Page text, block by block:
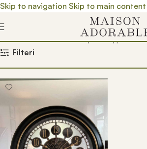
Skip to navigation Skip to main content
Почетна/ Prodavnica/ Производ
Filteri